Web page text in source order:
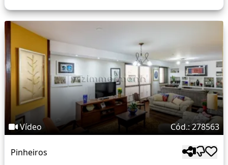
Vídeo Cód.: 278563
Pinheiros